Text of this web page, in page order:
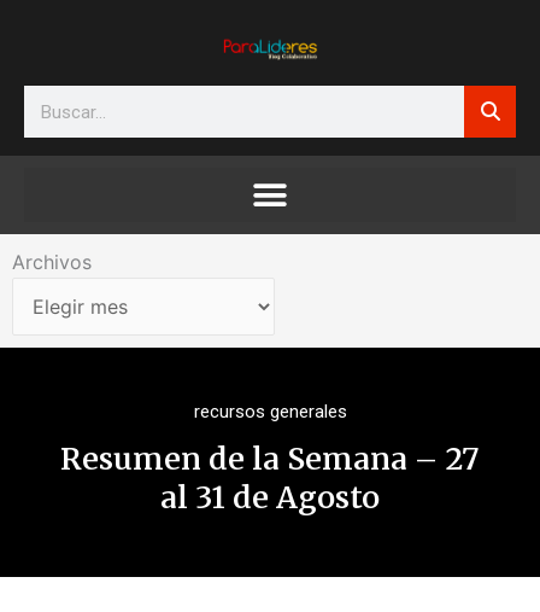
Search
Archivos
Archivos
recursos generales
Resumen de la Semana – 27
al 31 de Agosto